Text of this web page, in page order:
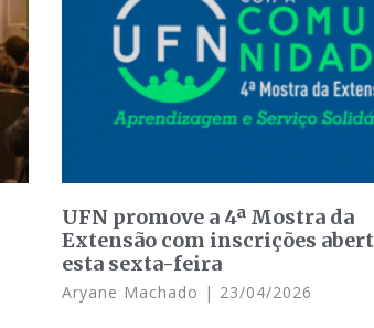
UFN promove a 4ª Mostra da
Extensão com inscrições
esta sexta-feira
Aryane Machado 23/04/2026